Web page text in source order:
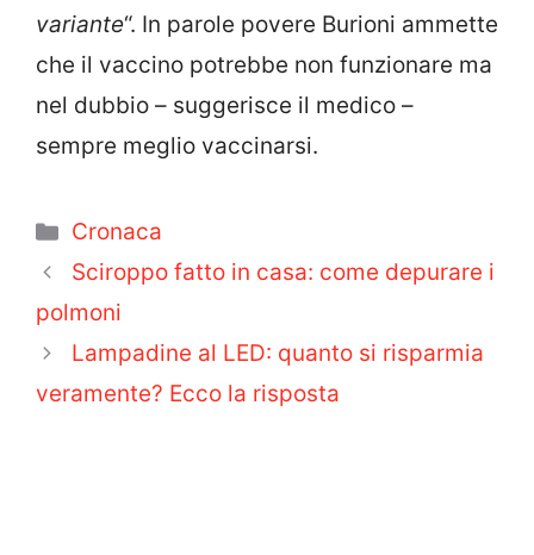
variante“. In parole povere Burioni ammette
che il vaccino potrebbe non funzionare ma
nel dubbio – suggerisce il medico –
sempre meglio vaccinarsi.
Categorie
Cronaca
Sciroppo fatto in casa: come depurare i
polmoni
Lampadine al LED: quanto si risparmia
veramente? Ecco la risposta